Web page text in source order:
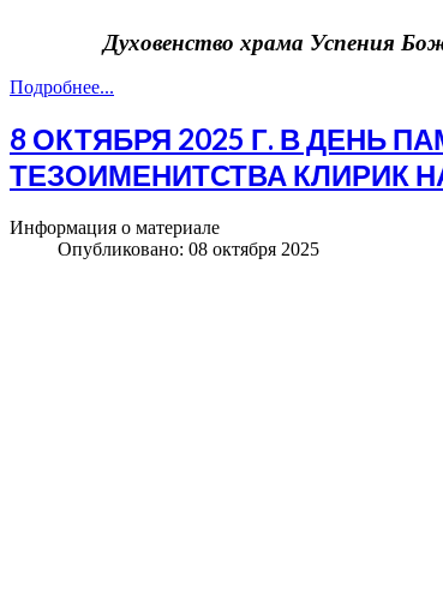
Духовенство храма Успения
Подробнее...
8 ОКТЯБРЯ 2025 Г. В ДЕНЬ
ТЕЗОИМЕНИТСТВА КЛИРИК
Информация о материале
Опубликовано: 08 октября 2025